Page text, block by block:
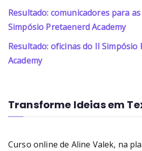
Resultado: comunicadores para
Simpósio Pretaenerd Academy
Resultado: oficinas do II Simpósio
Academy
Transforme Ideias em
Curso online de Aline Valek, na